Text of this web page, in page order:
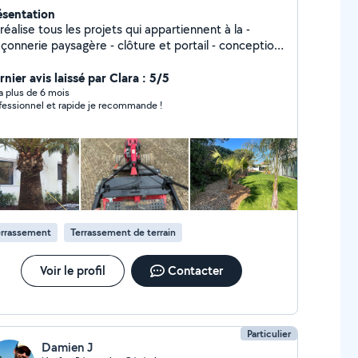
tous les projets qui appartiennent à la -
paysagère - clôture et portail - conception
avis laissé par Clara : 5/5
plus de 6 mois
et rapide je recommande !
Terrassement de terrain
Voir le profil Contacter
Particulier
Damien J